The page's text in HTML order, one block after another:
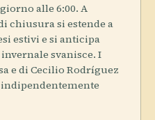
alle 6:00. A
chiusura si estende a
estivi e si anticipa
svanisce. I
e di Cecilio Rodríguez